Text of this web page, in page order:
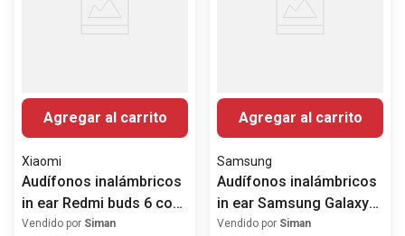
Agregar al carrito
Xiaomi
Audífonos inalámbricos
in ear Redmi buds 6 con
ANC
Vendido por Siman
Agregar al carrito
Samsung
Audífonos inalámbricos
in ear Samsung Galaxy
buds 3 FE con ANC
Vendido por Siman